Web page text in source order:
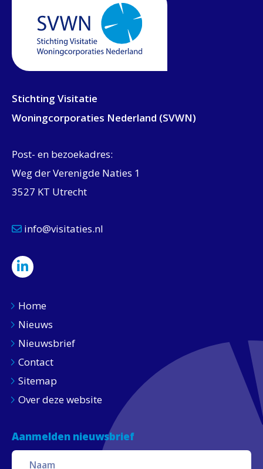
Stichting Visitatie
Woningcorporaties Nederland (SVWN)
Post- en bezoekadres:
Weg der Verenigde Naties 1
3527 KT Utrecht
info@visitaties.nl
Home
Nieuws
Nieuwsbrief
Contact
Sitemap
Over deze website
Aanmelden nieuwsbrief